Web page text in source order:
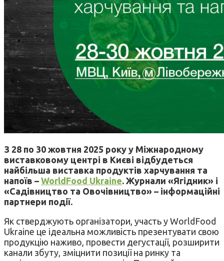
З 28 по 30 жовтня 2025 року у Міжнародному
виставковому центрі в Києві відбудеться
найбільша виставка продуктів харчування та
напоїв – WorldFood Ukraine. Журнали «Ягідник» і
«Садівництво та Овочівництво» – інформаційні
партнери події.
Як стверджують організатори, участь у WorldFood
Ukraine це ідеальна можливість презентувати свою
продукцію наживо, провести дегустації, розширити
канали збуту, зміцнити позиції на ринку та